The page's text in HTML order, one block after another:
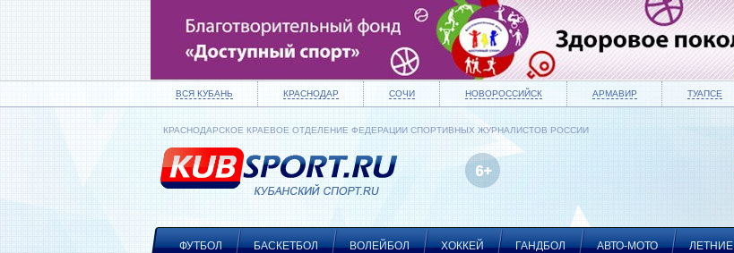
ВСЯ КУБАНЬ КРАСНОДАР СОЧИ НОВОРОССИЙСК АРМАВИР ТУАПСЕ
КРАСНОДАРСКОЕ КРАЕВОЕ ОТДЕЛЕНИЕ ФЕДЕРАЦИИ СПОРТИВНЫХ ЖУРНАЛИСТОВ РОССИИ
ФУТБОЛ БАСКЕТБОЛ ВОЛЕЙБОЛ ХОККЕЙ ГАНДБОЛ АВТО-МОТО ЛЕТНИЕ